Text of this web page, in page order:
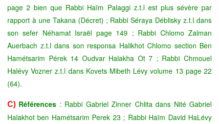
page 2 bien que Rabbi Haïm Palaggi z.t.l est plus sévère par
rapport à une Takana (Décret) ; Rabbi Séraya Déblisky z.t.l dans
son sefer Néhamat Israël page 149 ; Rabbi Chlomo Zalman
Auerbach z.t.l dans son responsa Halikhot Chlomo section Ben
Hamétsarim Pérek 14 Oudvar Halakha Ot 7 ; Rabbi Chmouel
Halévy Vozner z.t.l dans Kovets Mibeth Lévy volume 13 page 22
(64).
C) Références : Rabbi Gabriel Zinner Chlita dans Nité Gabriel
Halakhot ben Hamétsarim Perek 23 ; Rabbi Haïm David HaLévy